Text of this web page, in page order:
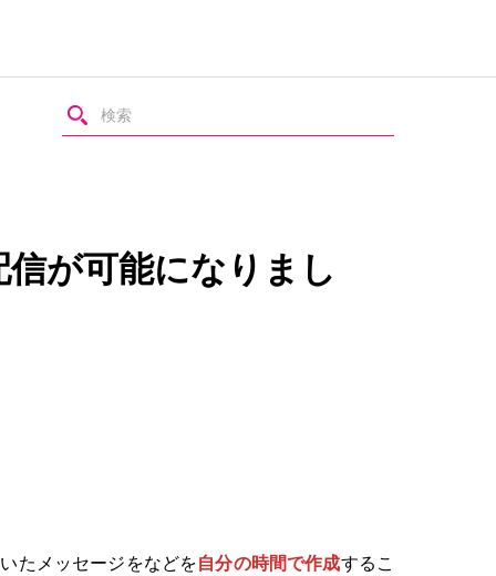
が可能になりまし
たメッセージをなどを自分の時間で作成するこ